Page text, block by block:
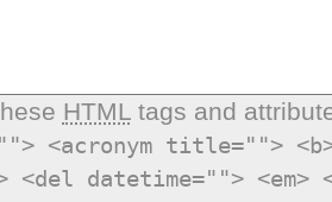
HTMLtags and
<acronym title="">
<del datetime="">